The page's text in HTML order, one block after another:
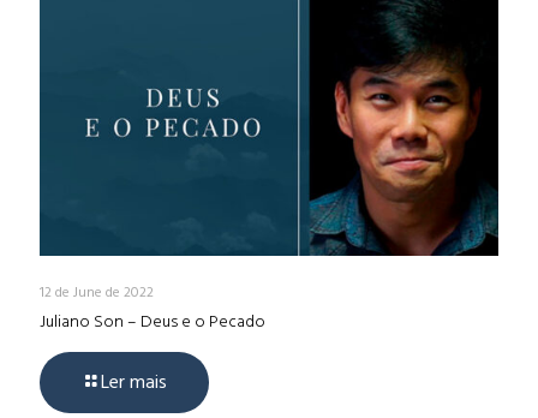
12 de June de 2022
Juliano Son – Deus e o Pecado
Ler mais